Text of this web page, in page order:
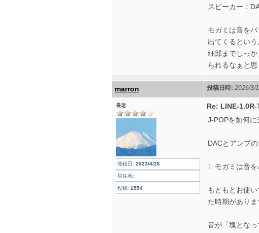
スピーカー：
モガミは音を
出てくるとい
細部までしっ
られるなぁと
marron 投稿日時: 2026/3/
長老
登録日: 2023/4/26
居住地:
投稿: 1554
Re: LINE-1.0R-
J-POPを如何に
DACとアンプ
〉モガミは音
もともとお使
た時期があり
音が「塊となっ